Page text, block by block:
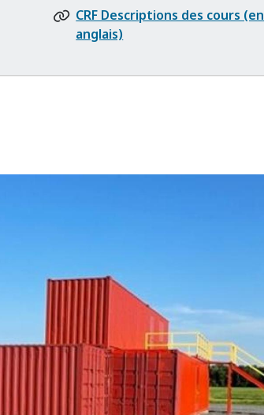
CRF Descriptions des cours (en
anglais)